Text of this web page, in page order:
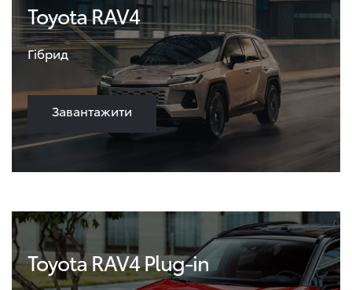
Toyota RAV4
Гібрид
Завантажити
Toyota RAV4 Plug-in